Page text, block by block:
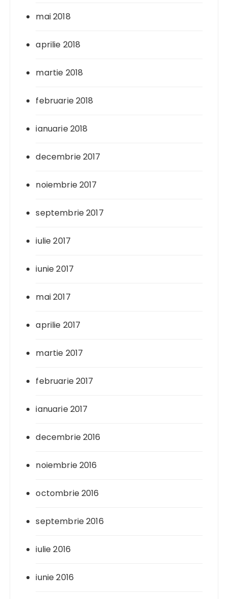
mai 2018
aprilie 2018
martie 2018
februarie 2018
ianuarie 2018
decembrie 2017
noiembrie 2017
septembrie 2017
iulie 2017
iunie 2017
mai 2017
aprilie 2017
martie 2017
februarie 2017
ianuarie 2017
decembrie 2016
noiembrie 2016
octombrie 2016
septembrie 2016
iulie 2016
iunie 2016